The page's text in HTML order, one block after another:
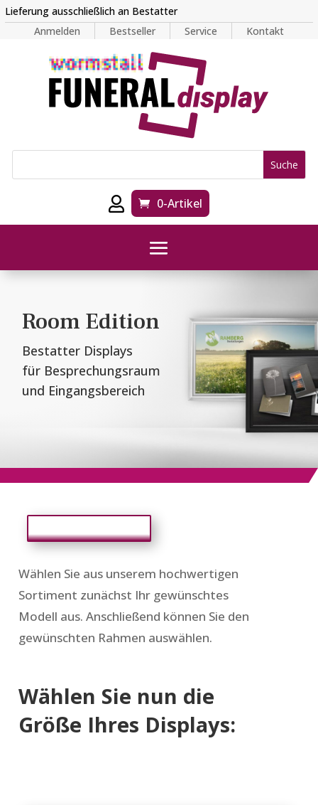
Lieferung ausschließlich an Bestatter
Anmelden
Bestseller Service Kontakt
 0-Artikel
Room Edition
Bestatter Displays
für Besprechungsraum
und Eingangsbereich
Wählen Sie aus unserem hochwertigen
Sortiment zunächst Ihr gewünschtes
Modell aus. Anschließend können Sie den
gewünschten Rahmen auswählen.
Wählen Sie nun die
Größe Ihres Displays: